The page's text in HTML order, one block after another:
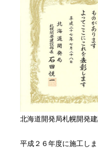
北海道開発局札幌開発
平成２６年度に施工しま